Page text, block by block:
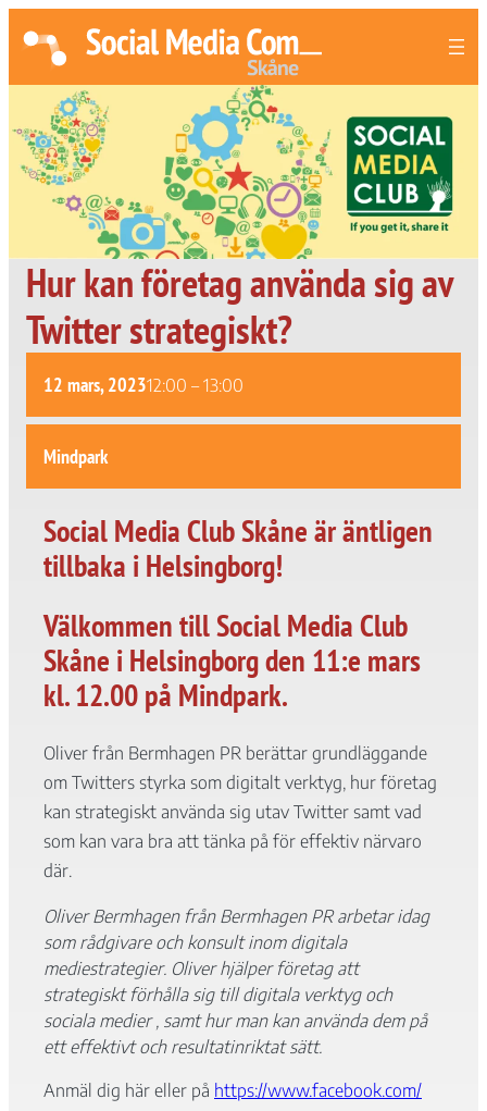
Hur kan företag använda sig av
Twitter strategiskt?
12 mars, 202312:00 –13:00
Mindpark
Social Media Club Skåne är äntligen
tillbaka i Helsingborg!
Välkommen till Social Media Club
Skåne i Helsingborg den 11:e mars
kl. 12.00 på Mindpark.
Oliver från Bermhagen PR berättar grundläggande
om Twitters styrka som digitalt verktyg, hur företag
kan strategiskt använda sig utav Twitter samt vad
som kan vara bra att tänka på för effektiv närvaro
där.
Oliver Bermhagen från Bermhagen PR arbetar idag
som rådgivare och konsult inom digitala
mediestrategier. Oliver hjälper företag att
strategiskt förhålla sig till digitala verktyg och
sociala medier , samt hur man kan använda dem på
ett effektivt och resultatinriktat sätt.
Anmäl dig här eller på https://www.facebook.com/
Nödvändiga
Dessa kakor
går inte att
behövs för att
över huvud
taget ska
fungera.
Statistik
För att vi ska
kunna
förbättra
hemsidans
funktionalitet
och
baserat på